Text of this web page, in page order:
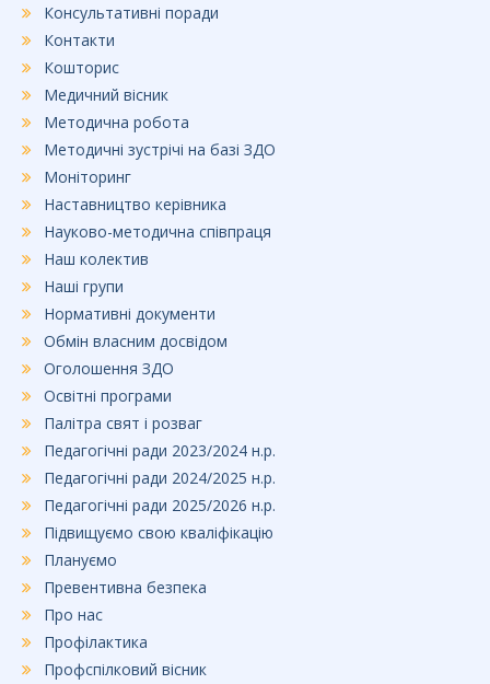
Консультативні поради
Контакти
Кошторис
Медичний вісник
Методична робота
Методичні зустрічі на базі ЗДО
Моніторинг
Наставництво керівника
Науково-методична співпраця
Наш колектив
Наші групи
Нормативні документи
Обмін власним досвідом
Оголошення ЗДО
Освітні програми
Палітра свят і розваг
Педагогічні ради 2023/2024 н.р.
Педагогічні ради 2024/2025 н.р.
Педагогічні ради 2025/2026 н.р.
Підвищуємо свою кваліфікацію
Плануємо
Превентивна безпека
Про нас
Профілактика
Профспілковий вісник